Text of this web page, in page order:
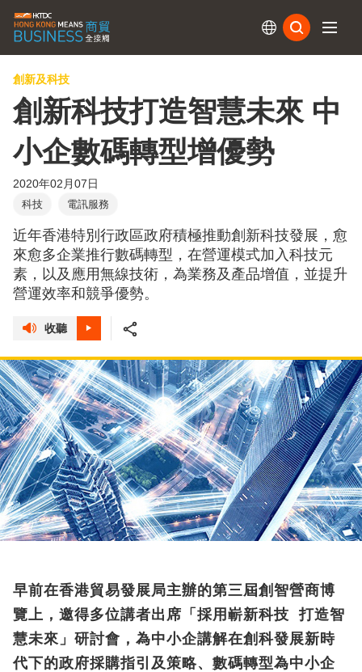
創新及科技
創新科技打造智慧未來 中
小企數碼轉型增優勢
2020年02月07日
科技 電訊服務
近年香港特別行政區政府積極推動創新科技發展，愈
來愈多企業推行數碼轉型，在營運模式加入科技元
素，以及應用無線技術，為業務及產品增值，並提升
營運效率和競爭優勢。
收聽
早前在香港貿易發展局主辦的第三屆創智營商博
覽上，邀得多位講者出席「採用嶄新科技 打造智
慧未來」研討會，為中小企講解在創科發展新時
代下的政府採購指引及策略、數碼轉型為中小企